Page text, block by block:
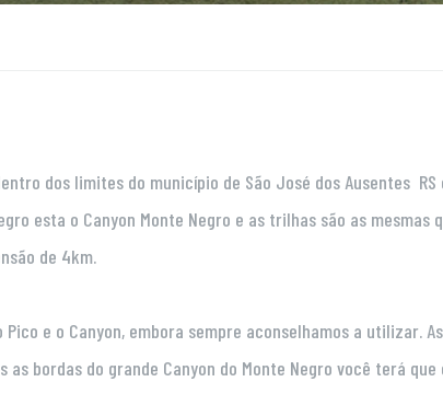
dos limites do município de São José dos Ausentes 
esta o Canyon Monte Negro e as trilhas são as
de 4km.
e o Canyon, embora sempre aconselhamos a utilizar.
as bordas do grande Canyon do Monte Negro você terá